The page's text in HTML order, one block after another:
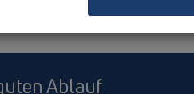
Ablauf